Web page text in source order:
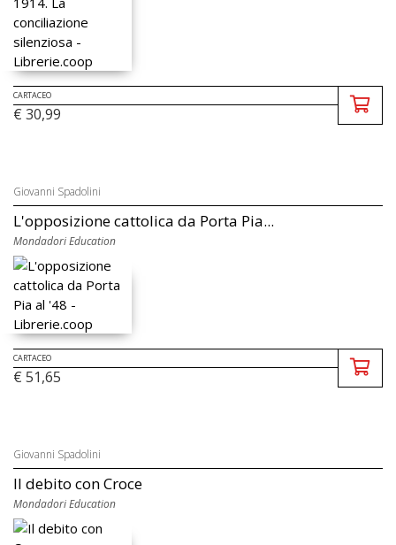
CARTACEO
€ 30,99
Giovanni Spadolini
L'opposizione cattolica da Porta Pia...
Mondadori Education
CARTACEO
€ 51,65
Giovanni Spadolini
Il debito con Croce
Mondadori Education